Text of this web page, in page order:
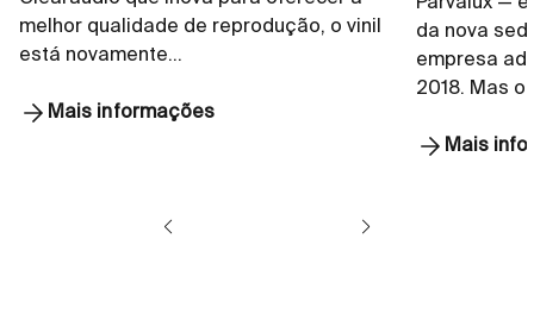
melhor qualidade de reprodução, o vinil
está novamente…
Mais informações
da nova
empresa
2018. Mas
Mais